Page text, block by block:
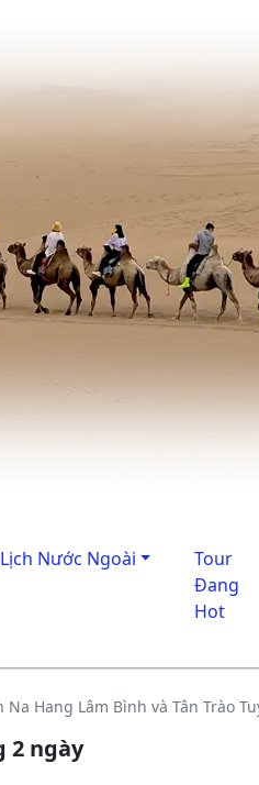
Nước Ngoài
Tour
Đang
Hot
Na Hang Lâm Bình và Tân Trào
2 ngày